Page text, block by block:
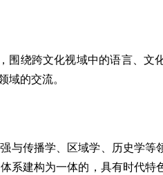
围绕跨文化视域中的语言、
的交流。
与传播学、区域学、历史学
系建构为一体的，具有时代